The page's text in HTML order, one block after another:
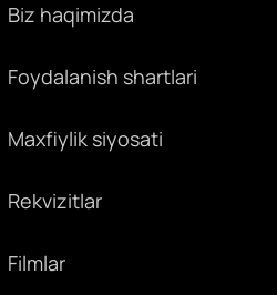
Biz haqimizda
Foydalanish shartlari
Maxfiylik siyosati
Rekvizitlar
Filmlar